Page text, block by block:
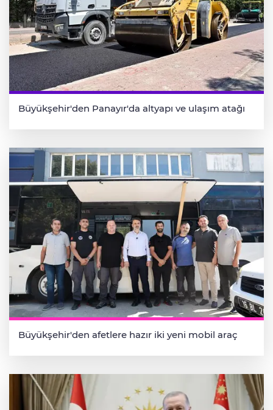
Büyükşehir'den Panayır'da altyapı ve ulaşım atağı
Büyükşehir'den afetlere hazır iki yeni mobil araç